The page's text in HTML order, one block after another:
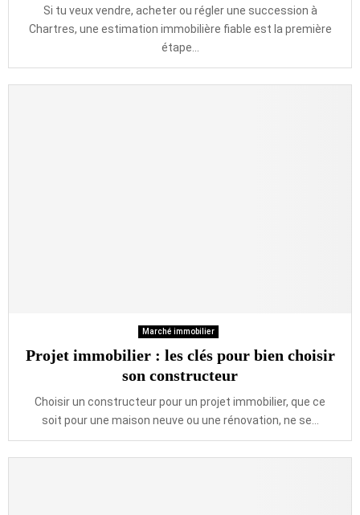
Si tu veux vendre, acheter ou régler une succession à
Chartres, une estimation immobilière fiable est la première
étape...
Marché immobilier
Projet immobilier : les clés pour bien choisir
son constructeur
Choisir un constructeur pour un projet immobilier, que ce
soit pour une maison neuve ou une rénovation, ne se...